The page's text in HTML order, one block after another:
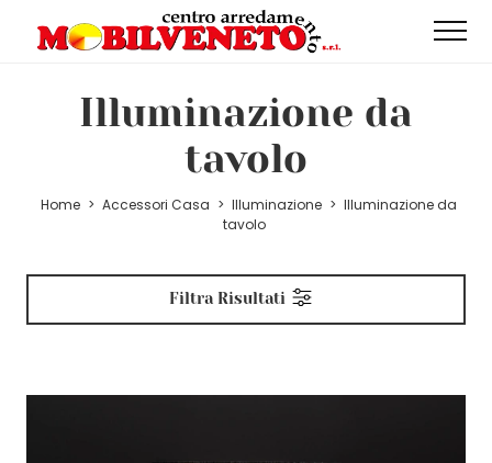
Illuminazione da
tavolo
Home > Accessori Casa > Illuminazione > Illuminazione da
tavolo
Filtra Risultati